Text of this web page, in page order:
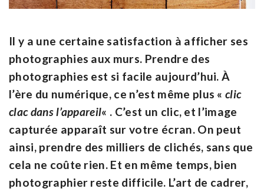
Il y a une certaine satisfaction à afficher ses
photographies aux murs. Prendre des
photographies est si facile aujourd’hui. À
l’ère du numérique, ce n’est même plus «clic
clac dans l’appareil« . C’est un clic, et l’image
capturée apparaît sur votre écran. On peut
ainsi, prendre des milliers de clichés, sans que
cela ne coûte rien. Et en même temps, bien
photographier reste difficile. L’art de cadrer,